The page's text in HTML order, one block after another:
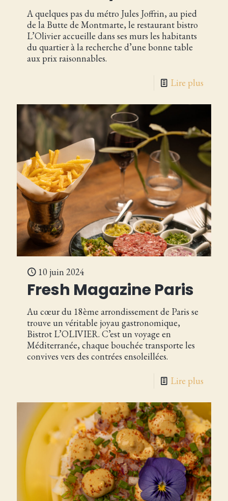
A quelques pas du métro Jules Joffrin, au pied
de la Butte de Montmarte, le restaurant bistro
L’Olivier accueille dans ses murs les habitants
du quartier à la recherche d’une bonne table
aux prix raisonnables.
Lire plus
10 juin 2024
Fresh Magazine Paris
Au cœur du 18ème arrondissement de Paris se
trouve un véritable joyau gastronomique,
Bistrot L’OLIVIER. C’est un voyage en
Méditerranée, chaque bouchée transporte les
convives vers des contrées ensoleillées.
Lire plus